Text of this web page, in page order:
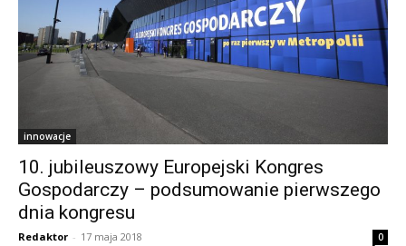
innowacje
10. jubileuszowy Europejski Kongres
Gospodarczy – podsumowanie pierwszego
dnia kongresu
Redaktor - 17 maja 2018 0